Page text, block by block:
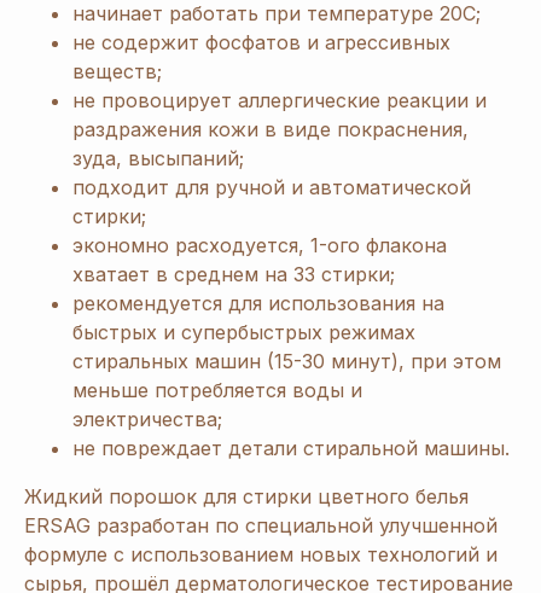
начинает работать при температуре 20С;
не содержит фосфатов и агрессивных
веществ;
не провоцирует аллергические реакции и
раздражения кожи в виде покраснения,
зуда, высыпаний;
подходит для ручной и автоматической
стирки;
экономно расходуется, 1-ого флакона
хватает в среднем на 33 стирки;
рекомендуется для использования на
быстрых и супербыстрых режимах
стиральных машин (15-30 минут), при этом
меньше потребляется воды и
электричества;
не повреждает детали стиральной машины.
Жидкий порошок для стирки цветного белья
ERSAG разработан по специальной улучшенной
формуле с использованием новых технологий и
сырья, прошёл дерматологическое тестирование
[ Дарим приятные подарки и скидки
ЗАРЕГИСТРИРУЙТЕСЬ